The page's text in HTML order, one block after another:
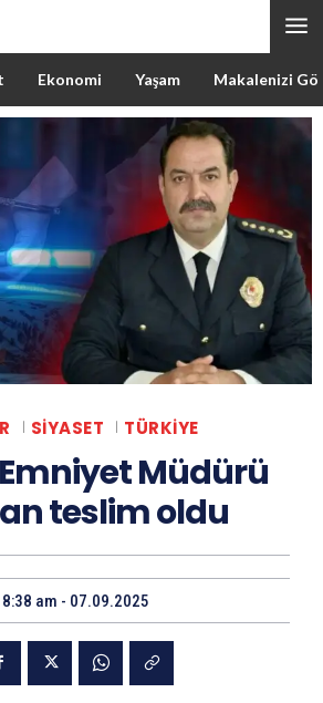
Ekonomi Yaşam Makalenizi
SIYASET TÜRKIYE
Müdürü
teslim oldu
8:38 am - 07.09.2025